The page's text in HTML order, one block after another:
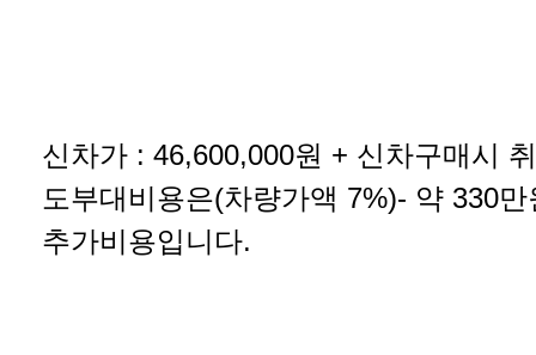
신차가 : 46,600,000원 + 신차구매시
도부대비용은(차량가액 7%)- 약 330
추가비용입니다.